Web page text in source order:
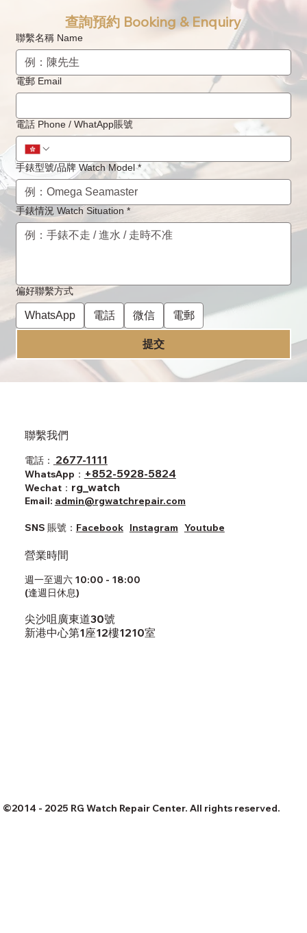
EBEL寶玉手錶的常見問題，日常使用和護
理
查詢預約 Booking & Enquiry
聯繫名稱 Name
電郵 Email
電話 Phone / WhatApp賬號
手錶型號/品牌 Watch Model *
手錶情況 Watch Situation *
偏好聯繫方式
WhatsApp 電話 微信 電郵
提交
聯繫我們
電話： 2677-1111
WhatsApp： +852-5928-5824
Wechat： rg_watch
Email: admin@rgwatchrepair.com
SNS ​賬號： Facebook Instagram Youtube
營業時間
週一至週六 10:00 - 18:00
(逢週日休息)
尖沙咀廣東道30號
新港中心第1座12樓1210室
©2014 - 2025 RG Watch Repair Center. All rights reserved.